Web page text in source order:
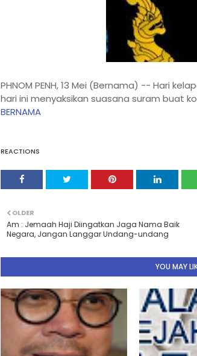
PHNOM PENH, 13 Mei (Bernama) -- Hari
hari ini menyaksikan suasana suram buat
BERNAMA
REACTIONS
OLDER
Am : Jemaah Haji Diingatkan Jaga Nama Baik
Negara, Jangan Langgar Undang-undang
YOU MAY